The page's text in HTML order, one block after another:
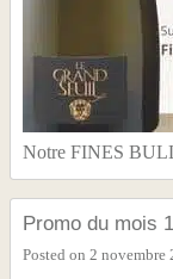
Notre FINES
Promo du mois
Posted on 2 novembre